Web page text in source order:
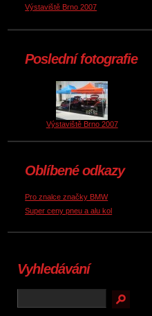
Výstaviště Brno 2007
Poslední fotografie
Výstaviště Brno 2007
Oblíbené odkazy
Pro znalce značky BMW
Super ceny pneu a alu kol
Vyhledávání